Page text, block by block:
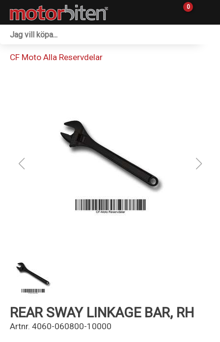
0
Reservdelar
Sprängskisser
CF Moto Alla Reservdelar
REAR SWAY LINKAGE BAR, RH
Artnr. 4060-060800-10000